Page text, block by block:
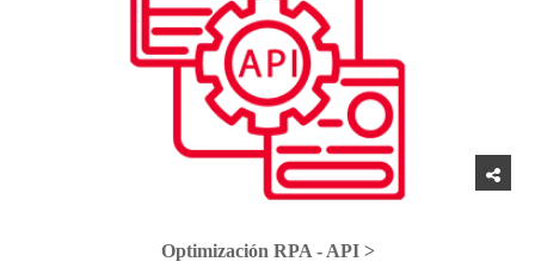
Optimización RPA - API >